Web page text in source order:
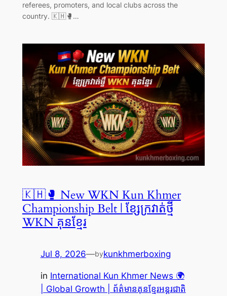
referees, promoters, and local clubs across the
country. 🇰🇭🥊…
🇰🇭🥊 New WKN Kun Khmer
Championship Belt | ខ្សែក្រវាត់ថ្មី
WKN គុនខ្មែរ
Jul 8, 2026—bykunkhmerboxing
in International Kun Khmer News 🌍
| Global Growth | ព័ត៌មានគុនខ្មែរអន្តរជាតិ